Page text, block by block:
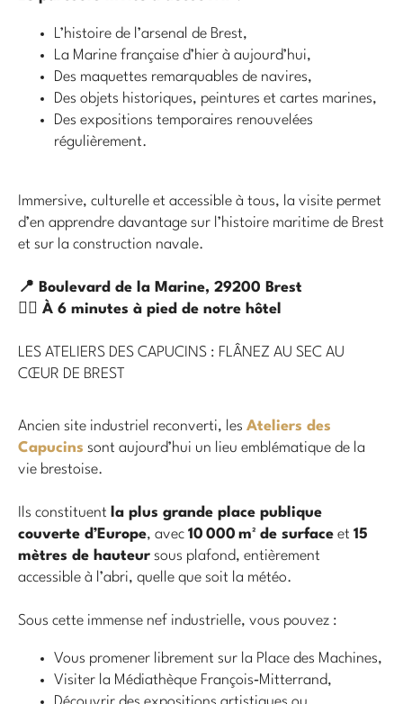
L’histoire de l’arsenal de Brest,
La Marine française d’hier à aujourd’hui,
Des maquettes remarquables de navires,
Des objets historiques, peintures et cartes marines,
Des expositions temporaires renouvelées
régulièrement.
Immersive, culturelle et accessible à tous, la visite permet
d’en apprendre davantage sur l’histoire maritime de Brest
et sur la construction navale.
📍 Boulevard de la Marine, 29200 Brest
🚶‍♂️ À 6 minutes à pied de notre hôtel
LES ATELIERS DES CAPUCINS : FLÂNEZ AU SEC AU
CŒUR DE BREST
Ancien site industriel reconverti, les Ateliers des
Capucins sont aujourd’hui un lieu emblématique de la
vie brestoise.
Ils constituent la plus grande place publique
couverte d’Europe, avec 10 000 m² de surface et 15
mètres de hauteur sous plafond, entièrement
accessible à l’abri, quelle que soit la météo.
Sous cette immense nef industrielle, vous pouvez :
Vous promener librement sur la Place des Machines,
Visiter la Médiathèque François‑Mitterrand,